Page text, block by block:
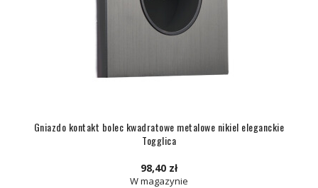
Gniazdo kontakt bolec kwadratowe metalowe nikiel eleganckie
Togglica
98,40 zł
W magazynie